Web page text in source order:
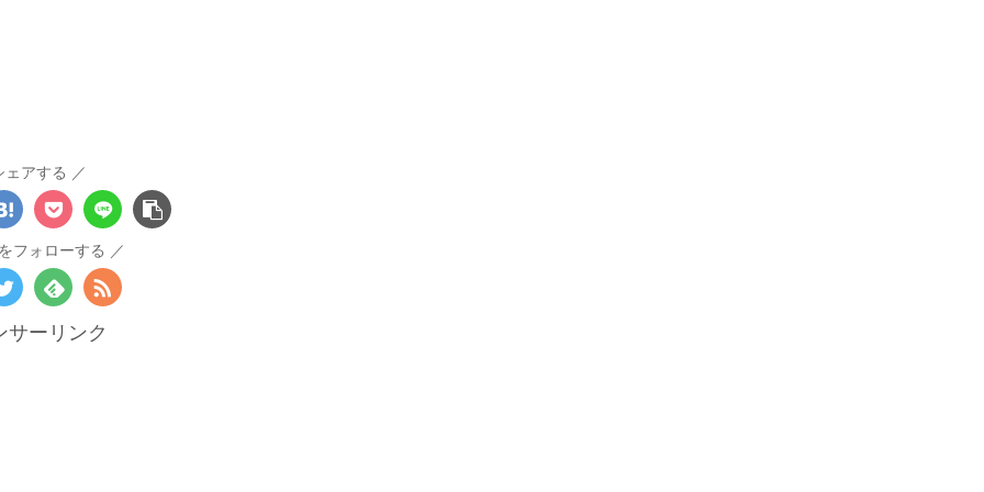
ェアする
フォローする
サーリンク